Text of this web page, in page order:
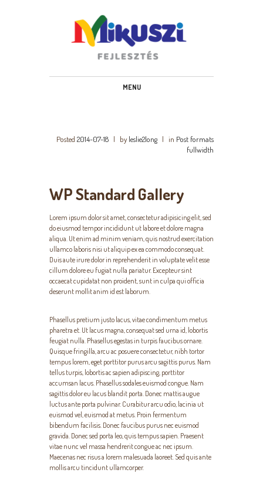
MENU
Posted 2014-07-18 | byleslie2long | in Post formats
fullwidth
WP Standard Gallery
Lorem ipsum dolor sit amet, consectetur adipisicing elit, sed
do eiusmod tempor incididunt ut labore et dolore magna
aliqua. Ut enim ad minim veniam, quis nostrud exercitation
ullamco laboris nisi ut aliquip ex ea commodo consequat.
Duis aute irure dolor in reprehenderit in voluptate velit esse
cillum dolore eu fugiat nulla pariatur. Excepteur sint
occaecat cupidatat non proident, sunt in culpa qui officia
deserunt mollit anim id est laborum.
Phasellus pretium justo lacus, vitae condimentum metus
pharetra et. Ut lacus magna, consequat sed urna id, lobortis
feugiat nulla. Phasellus egestas in turpis faucibus ornare.
Quisque fringilla, arcu ac posuere consectetur, nibh tortor
tempus lorem, eget porttitor purus arcu sagittis purus. Nam
tellus turpis, lobortis ac sapien adipiscing, porttitor
accumsan lacus. Phasellus sodales euismod congue. Nam
sagittis dolor eu lacus blandit porta. Donec mattis augue
luctus ante porta pulvinar. Curabitur arcu odio, lacinia ut
euismod vel, euismod at metus. Proin fermentum
bibendum facilisis. Donec faucibus purus nec euismod
gravida. Donec sed porta leo, quis tempus sapien. Praesent
vitae nunc vel massa hendrerit congue ac nec ipsum.
Maecenas nec risus a lorem malesuada laoreet. Sed quis ante
mollis arcu tincidunt ullamcorper.